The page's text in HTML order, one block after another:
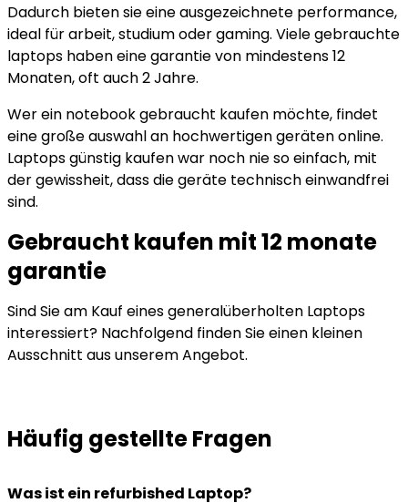
Dadurch bieten sie eine ausgezeichnete performance,
ideal für arbeit, studium oder gaming. Viele gebrauchte
laptops haben eine garantie von mindestens 12
Monaten, oft auch 2 Jahre.
Wer ein notebook gebraucht kaufen möchte, findet
eine große auswahl an hochwertigen geräten online.
Laptops günstig kaufen war noch nie so einfach, mit
der gewissheit, dass die geräte technisch einwandfrei
sind.
Gebraucht kaufen mit 12 monate
garantie
Sind Sie am Kauf eines generalüberholten Laptops
interessiert? Nachfolgend finden Sie einen kleinen
Ausschnitt aus unserem Angebot.
Häufig gestellte Fragen
Was ist ein refurbished Laptop?